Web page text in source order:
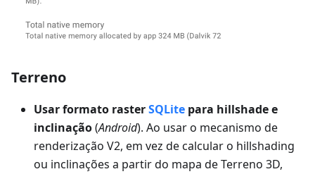
Terreno
Usar formato rasterSQLite para hillshade e
inclinação(Android). Ao usar o mecanismo de
renderização V2, em vez de calcular o hillshading
ou inclinações a partir do mapa de Terreno 3D,